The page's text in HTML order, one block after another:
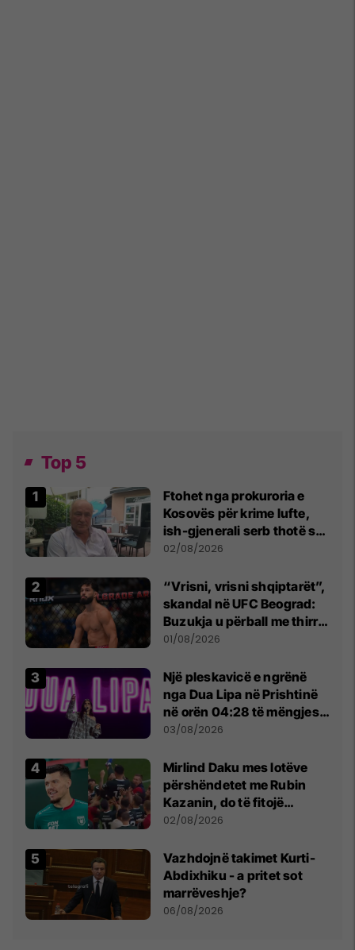
Top 5
Ftohet nga prokuroria e
Kosovës për krime lufte,
ish-gjenerali serb thotë se
dikush e tradhtoi në
02/08/2026
“Vrisni, vrisni shqiptarët”,
skandal në UFC Beograd:
Buzukja u përball me thirrje
anti-shqiptare nga
01/08/2026
Një pleskavicë e ngrënë
nga Dua Lipa në Prishtinë
në orën 04:28 të mëngjesit
- dhe bota digjitale serbe
03/08/2026
Mirlind Daku mes lotëve
përshëndetet me Rubin
Kazanin, do të fitojë
miliona te Spartak Moska
02/08/2026
Vazhdojnë takimet Kurti-
Abdixhiku - a pritet sot
marrëveshje?
06/08/2026